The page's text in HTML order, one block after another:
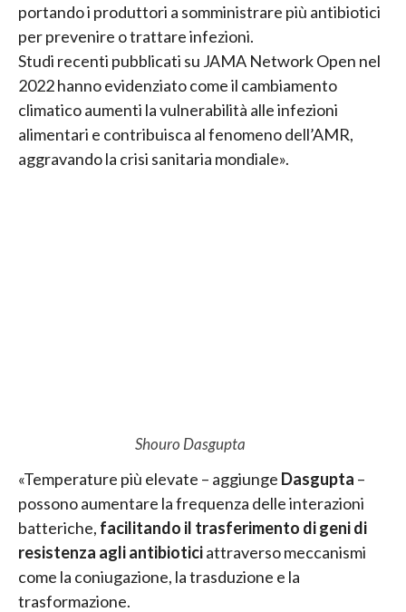
portando i produttori a somministrare più antibiotici
per prevenire o trattare infezioni.
Studi recenti pubblicati su JAMA Network Open nel
2022 hanno evidenziato come il cambiamento
climatico aumenti la vulnerabilità alle infezioni
alimentari e contribuisca al fenomeno dell’AMR,
aggravando la crisi sanitaria mondiale».
Shouro Dasgupta
«Temperature più elevate – aggiunge Dasgupta –
possono aumentare la frequenza delle interazioni
batteriche, facilitando il trasferimento di geni di
resistenza agli antibioticiattraverso meccanismi
come la coniugazione, la trasduzione e la
trasformazione.